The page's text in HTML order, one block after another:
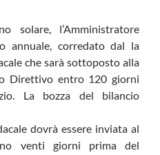
solare, l’Amministratore
annuale, corredato dal la
che sarà sottoposto alla
Direttivo entro 120 giorni
La bozza del bilancio
dovrà essere inviata al
venti giorni prima del